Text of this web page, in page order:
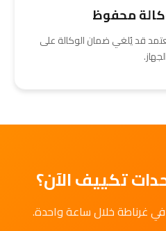
محفوظ
قد يُلغي ضمان الوكالة على
الجهاز.
تكييف الآن؟
في غرناطة خلال ساعة واحدة.